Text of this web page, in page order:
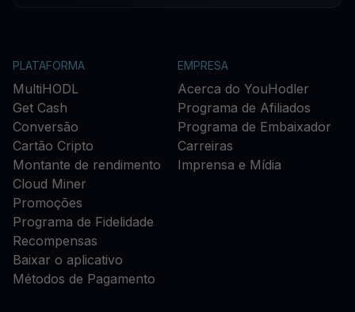
PLATAFORMA
MultiHODL
Get Cash
Conversão
Cartão Cripto
Montante de rendimento
Cloud Miner
Promoções
Programa de Fidelidade
Recompensas
Baixar o aplicativo
Métodos de Pagamento
EMPRESA
Acerca do YouHodler
Programa de Afiliados
Programa de Embaixador
Carreiras
Imprensa e Mídia